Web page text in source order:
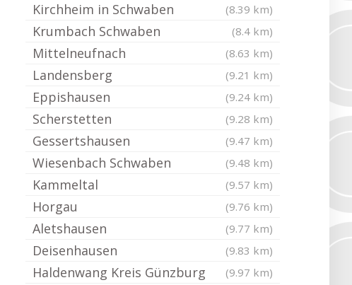
Kirchheim in Schwaben (8.39 km)
Krumbach Schwaben (8.4 km)
Mittelneufnach (8.63 km)
Landensberg (9.21 km)
Eppishausen (9.24 km)
Scherstetten (9.28 km)
Gessertshausen (9.47 km)
Wiesenbach Schwaben (9.48 km)
Kammeltal (9.57 km)
Horgau (9.76 km)
Aletshausen (9.77 km)
Deisenhausen (9.83 km)
Haldenwang Kreis Günzburg (9.97 km)